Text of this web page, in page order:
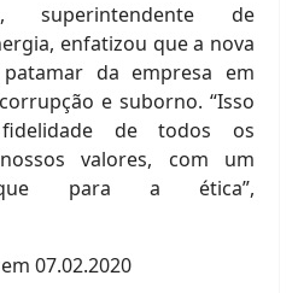
superintendente de
enfatizou que a nova
da empresa em
e suborno. “Isso
de todos os
valores, com um
para a ética”,
07.02.2020